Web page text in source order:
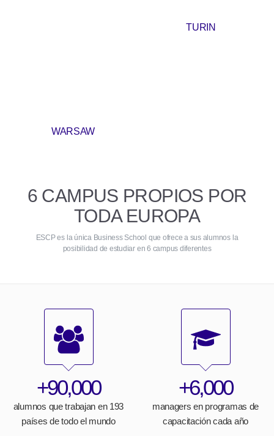
TURIN
WARSAW
6 CAMPUS PROPIOS POR
TODA EUROPA
ESCP es la única Business School que ofrece a sus alumnos la
posibilidad de estudiar en 6 campus diferentes
+90,000
alumnos que trabajan en 193
países de todo el mundo
+6,000
managers en programas de
capacitación cada año